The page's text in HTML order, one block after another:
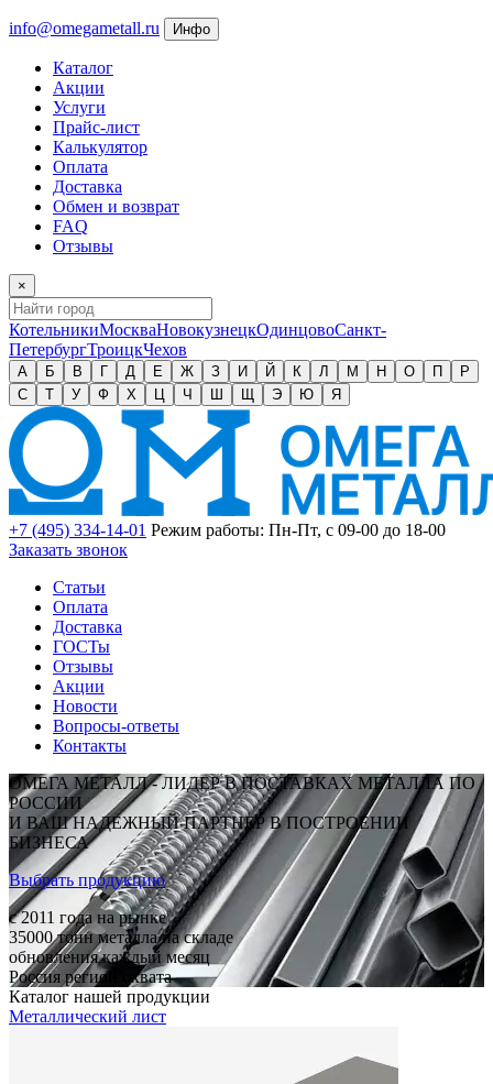
info@omegametall.ru Инфо
Каталог
Акции
Услуги
Прайс-лист
Калькулятор
Оплата
Доставка
Обмен и возврат
FAQ
Отзывы
×
КотельникиМоскваНовокузнецкОдинцовоСанкт-
ПетербургТроицкЧехов
А Б В Г Д Е Ж З И Й К Л М Н О П
Р
С
Т У Ф Х Ц Ч Ш Щ Э Ю Я
+7 (495) 334-14-01 Режим работы: Пн-Пт, с 09-00 до 18-00
Заказать звонок
Статьи
Оплата
Доставка
ГОСТы
Отзывы
Акции
Новости
Вопросы-ответы
Контакты
ОМЕГА МЕТАЛЛ - ЛИДЕР В ПОСТАВКАХ МЕТАЛЛА ПО
РОССИИ
И ВАШ НАДЕЖНЫЙ ПАРТНЕР В ПОСТРОЕНИИ
БИЗНЕСА
Выбрать продукцию
c 2011 года на рынке
35000 тонн металла на складе
обновления каждый месяц
Россия регион охвата
Каталог нашей продукции
Металлический лист